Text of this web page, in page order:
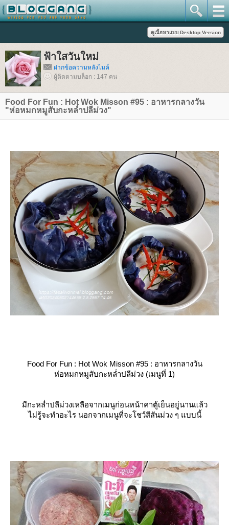
ฟ้าใสวันใหม่
ฝากข้อความหลังไมค์
ผู้ติดตามบล็อก : 147 คน
Food For Fun : Hot Wok Misson #95 : อาหารกลางวัน
"ห่อหมกหมูสับกะหล่ำปลีม่วง"
Food For Fun : Hot Wok Misson #95 : อาหารกลางวัน
ห่อหมกหมูสับกะหล่ำปลีม่วง (เมนูที่ 1)
มีกะหล่ำปลีม่วงเหลือจากเมนูก่อนหน้าคาตู้เย็นอยู่นานแล้ว
ไม่รู้จะทำอะไร นอกจากเมนูที่จะโชว์สีสันม่วง ๆ แบบนี้